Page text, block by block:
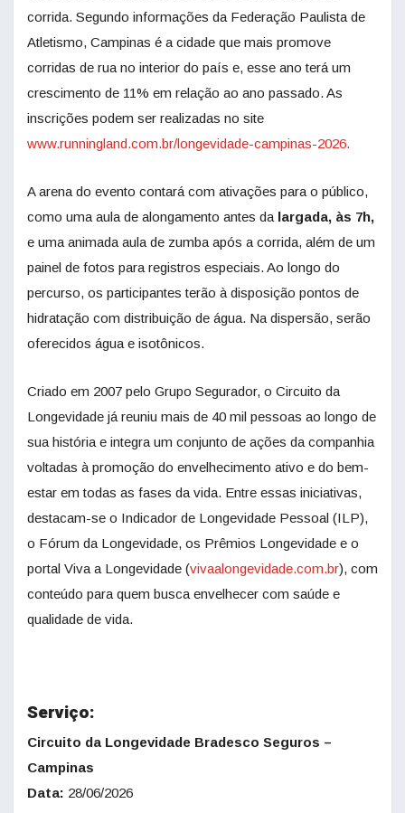
corrida. Segundo informações da Federação Paulista de
Atletismo, Campinas é a cidade que mais promove
corridas de rua no interior do país e, esse ano terá um
crescimento de 11% em relação ao ano passado. As
inscrições podem ser realizadas no site
www.runningland.com.br/longevidade-campinas-2026.
A arena do evento contará com ativações para o público,
como uma aula de alongamento antes da largada, às 7h,
e uma animada aula de zumba após a corrida, além de um
painel de fotos para registros especiais. Ao longo do
percurso, os participantes terão à disposição pontos de
hidratação com distribuição de água. Na dispersão, serão
oferecidos água e isotônicos.
Criado em 2007 pelo Grupo Segurador, o Circuito da
Longevidade já reuniu mais de 40 mil pessoas ao longo de
sua história e integra um conjunto de ações da companhia
voltadas à promoção do envelhecimento ativo e do bem-
estar em todas as fases da vida. Entre essas iniciativas,
destacam-se o Indicador de Longevidade Pessoal (ILP),
o Fórum da Longevidade, os Prêmios Longevidade e o
portal Viva a Longevidade (vivaalongevidade.com.br), com
conteúdo para quem busca envelhecer com saúde e
qualidade de vida.
Serviço:
Circuito da Longevidade Bradesco Seguros –
Campinas
Data: 28/06/2026